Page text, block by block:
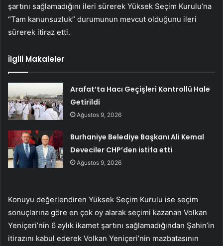
şartını sağlamadığını ileri sürerek Yüksek Seçim Kurulu’na
“Tam kanunsuzluk” durumunun mevcut olduğunu ileri
sürerek itiraz etti.
İlgili Makaleler
Arafat’ta Hacı Geçişleri Kontrollü Hale
Getirildi
Ağustos 9, 2026
Burhaniye Belediye Başkanı Ali Kemal
Deveciler CHP’den istifa etti
Ağustos 9, 2026
Konuyu değerlendiren Yüksek Seçim Kurulu ise seçim
sonuçlarına göre en çok oy alarak seçimi kazanan Volkan
Yeniçeri’nin 6 aylık ikamet şartını sağlamadığından Şahin’in
itirazını kabul ederek Volkan Yeniçeri’nin mazbatasının